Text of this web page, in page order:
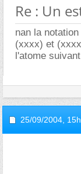
Re : Un
nan la
(xxxx) et
l'atome
25/09/2004,